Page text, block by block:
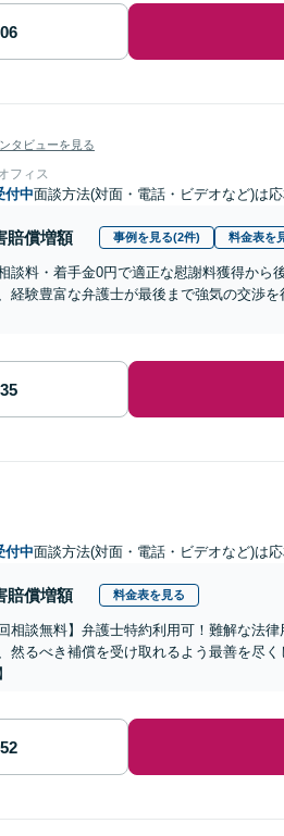
タビューを見る
フィス
付中面談方法(対面・電話・ビデオなど)は
賠償増額 事例を見る(2件) 料金表を
談料・着手金0円で適正な慰謝料獲得か
経験豊富な弁護士が最後まで強気の交渉
付中面談方法(対面・電話・ビデオなど)は
賠償増額 料金表を見る
相談無料】弁護士特約利用可！難解な法
然るべき補償を受け取れるよう最善を尽